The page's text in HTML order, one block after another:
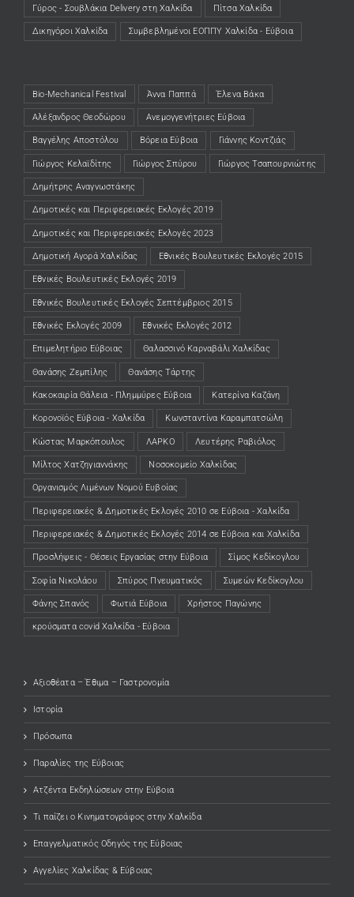
Γύρος - Σουβλάκια Delivery στη Χαλκίδα
(opens in a new tab) Πίτσα Χαλκίδα
(opens in a new tab)
Δικηγόροι Χαλκίδα
(opens in a new tab) Συμβεβλημένοι ΕΟΠΠΥ Χαλκίδα - Εύβοια
(opens in a new tab)
Bio-Mechanical Festival Άννα Παππά Έλενα Βάκα
Αλέξανδρος Θεοδώρου Ανεμογγενήτριες Εύβοια
Βαγγέλης Αποστόλου Βόρεια Εύβοια Γιάννης Κοντζιάς
Γιώργος Κελαϊδίτης Γιώργος Σπύρου Γιώργος Τσαπουρνιώτης
Δημήτρης Αναγνωστάκης
Δημοτικές και Περιφερειακές Εκλογές 2019
Δημοτικές και Περιφερειακές Εκλογές 2023
Δημοτική Αγορά Χαλκίδας Εθνικές Βουλευτικές Εκλογές 2015
Εθνικές Βουλευτικές Εκλογές 2019
Εθνικές Βουλευτικές Εκλογές Σεπτέμβριος 2015
Εθνικές Εκλογές 2009 Εθνικές Εκλογές 2012
Επιμελητήριο Εύβοιας Θαλασσινό Καρναβάλι Χαλκίδας
Θανάσης Ζεμπίλης Θανάσης Τάρτης
Κακοκαιρία Θάλεια - Πλημμύρες Εύβοια Κατερίνα Καζάνη
Κορονοϊός Εύβοια - Χαλκίδα Κωνσταντίνα Καραμπατσώλη
Κώστας Μαρκόπουλος ΛΑΡΚΟ Λευτέρης Ραβιόλος
Μίλτος Χατζηγιαννάκης Νοσοκομείο Χαλκίδας
Οργανισμός Λιμένων Νομού Ευβοίας
Περιφερειακές & Δημοτικές Εκλογές 2010 σε Εύβοια - Χαλκίδα
Περιφερειακές & Δημοτικές Εκλογές 2014 σε Εύβοια και Χαλκίδα
Προσλήψεις - Θέσεις Εργασίας στην Εύβοια Σίμος Κεδίκογλου
Σοφία Νικολάου Σπύρος Πνευματικός Συμεών Κεδίκογλου
Φάνης Σπανός Φωτιά Εύβοια Χρήστος Παγώνης
κρούσματα covid Χαλκίδα - Εύβοια
Αξιοθέατα – Έθιμα – Γαστρονομία
Ιστορία
Πρόσωπα
Παραλίες της Εύβοιας
Ατζέντα Εκδηλώσεων στην Εύβοια
Τι παίζει ο Κινηματογράφος στην Χαλκίδα
Επαγγελματικός Οδηγός της Εύβοιας
Αγγελίες Χαλκίδας & Εύβοιας